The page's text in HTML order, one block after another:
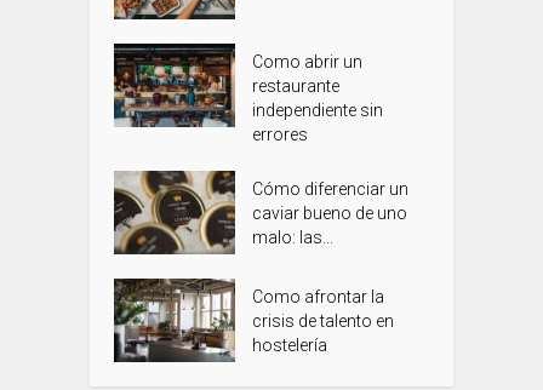
Como abrir un
restaurante
independiente sin
errores
Cómo diferenciar un
caviar bueno de uno
malo: las...
Como afrontar la
crisis de talento en
hostelería